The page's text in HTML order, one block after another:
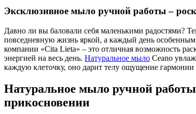
Эксклюзивное мыло ручной работы –
Давно ли вы баловали себя маленькими радостями?
повседневную жизнь яркой, а каждый день
компании «Cita Lieta» – это отличная возможность
энергией на весь день. Натуральное мыло Ceano
каждую клеточку, оно дарит телу ощущение гармонии
Натуральное мыло ручной
прикосновении